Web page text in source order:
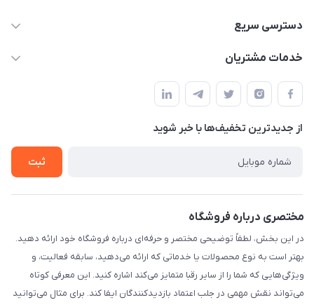
۰۲۱۰۰۰۰۰۰۰۰
دسترسی سریع
حساب کاربری
لیست محصولات
درباره ما
خدمات مشتریان
قوانین و مقررات
حریم خصوصی
راهنما
از جدید‌ترین تخفیف‌ها با‌ خبر شوید
ثبت
مختصری درباره فروشگاه
در این بخش، لطفاً توضیحی مختصر و حرفه‌ای درباره فروشگاه خود ارائه دهید.
بهتر است به نوع محصولات یا خدماتی که ارائه می‌دهید، سابقه فعالیت، و
ویژگی‌هایی که شما را از سایر رقبا متمایز می‌کند اشاره کنید. این معرفی کوتاه
می‌تواند نقش مهمی در جلب اعتماد بازدیدکنندگان ایفا کند. برای مثال می‌توانید